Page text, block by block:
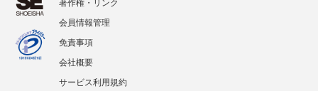
会員情報管理
免責事項
会社概要
サービス利用規約